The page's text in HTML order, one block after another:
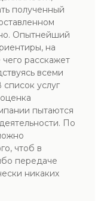
полученный
Опытнейший
на
чего расскажет
всеми
услуг
пытаются
По
чтоб в
передаче
никаких